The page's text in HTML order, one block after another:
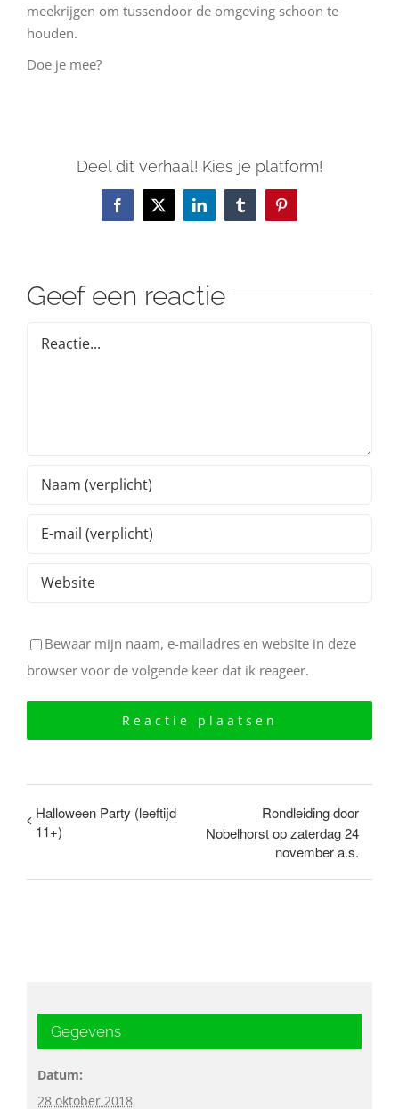
meekrijgen om tussendoor de omgeving schoon te
houden.
Doe je mee?
Deel dit verhaal! Kies je platform!
Facebook
X LinkedInTumblrPinterest
Geef een reactie
Reactie
Bewaar mijn naam, e-mailadres en website in deze
browser voor de volgende keer dat ik reageer.
Halloween Party (leeftijd
11+)
Rondleiding door
Nobelhorst op zaterdag 24
november a.s.
Gegevens
Datum:
28 oktober 2018